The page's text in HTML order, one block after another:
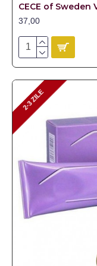
CECE of Sweden
37,00
2-3 ZILE
2-3 ZILE